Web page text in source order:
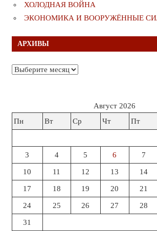
ХОЛОДНАЯ ВОЙНА
ЭКОНОМИКА И ВООРУЖЁННЫЕ
АРХИВЫ
Архивы
Август 2026
Пн
Вт Ср Чт Пт
3 4 5 6 7
10 11 12 13 14
17 18 19 20 21
24 25 26 27 28
31